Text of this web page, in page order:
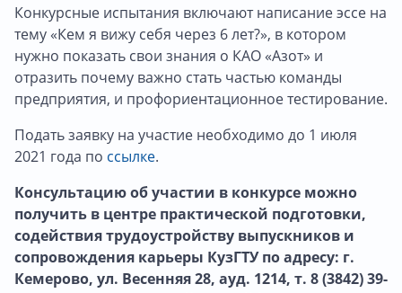
Конкурсные испытания включают написание эссе на
тему «Кем я вижу себя через 6 лет?», в котором
нужно показать свои знания о КАО «Азот» и
отразить почему важно стать частью команды
предприятия, и профориентационное тестирование.
Подать заявку на участие необходимо до 1 июля
2021 года по ссылке.
Консультацию об участии в конкурсе можно
получить в центре практической подготовки,
содействия трудоустройству выпускников и
сопровождения карьеры КузГТУ по адресу: г.
Кемерово, ул. Весенняя 28, ауд. 1214, т. 8 (3842) 39-